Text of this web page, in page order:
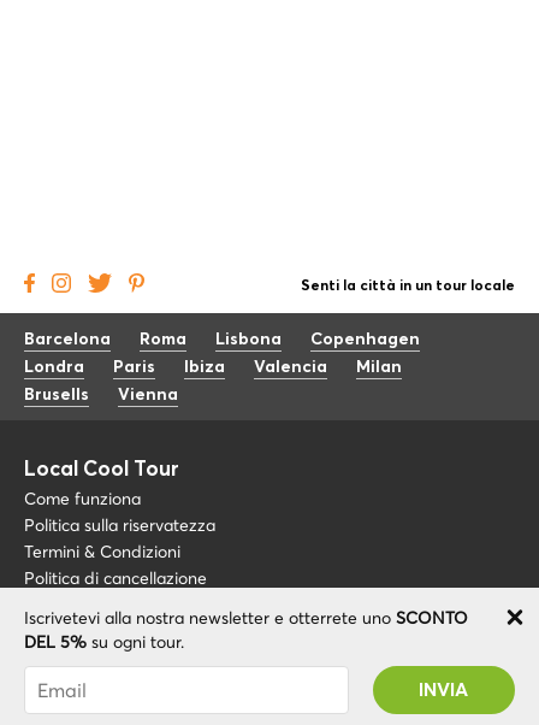
Iscrivetevi alla nostra newsletter e otterrete uno SCONTO
DEL 5% su ogni tour.
Sei stato abbonato con successo! Riceverai il
tuo codice promozionale dopo la convalida del
tuo account!
Senti la città in un tour locale
Barcelona Roma Lisbona
Copenhagen
Londra
Paris Ibiza Valencia
Milan
Brusells
Vienna
Local Cool Tour
Come funziona
Politica sulla riservatezza
Termini & Condizioni
Politica di cancellazione
Blog
Riguardo a noi
FAQ
Diventa una guida
+34 675 176 220